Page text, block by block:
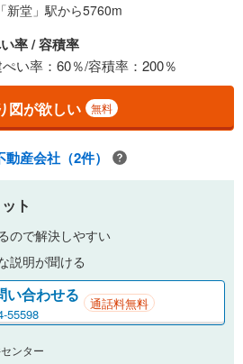
新堂」駅から5760m
率 / 容積率
ぺい率：60％/容積率：200％
図が欲しい 無料
産会社（2件）
ト
ので解決しやすい
説明が聞ける
い合わせる
55598
通話料無料
ンター